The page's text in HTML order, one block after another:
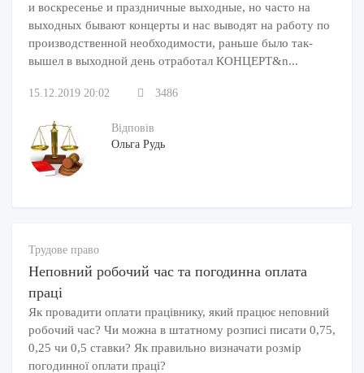
и воскресенье и праздничные выходные, но часто на
выходных бывают концерты и нас выводят на работу по
производственной необходимости, раньше было так-
вышел в выходной день отработал КОНЦЕРТ&n...
15.12.2019 20:02 3486
Відповів
Ольга Рудь
Трудове право
Неповний робочий час та погодинна оплата
праці
Як провадити оплати працівнику, який працює неповний
робочий час? Чи можна в штатному розписі писати 0,75,
0,25 чи 0,5 ставки? Як правильно визначати розмір
погодинної оплати праці?